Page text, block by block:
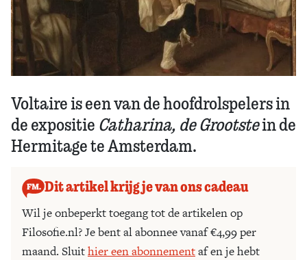
Voltaire is een van de hoofdrolspelers in
de expositie Catharina, de Grootstein de
Hermitage te Amsterdam.
Dit artikel krijg je van ons cadeau
Wil je onbeperkt toegang tot de artikelen op
Filosofie.nl? Je bent al abonnee vanaf €4,99 per
maand. Sluithier een abonnementaf en je hebt